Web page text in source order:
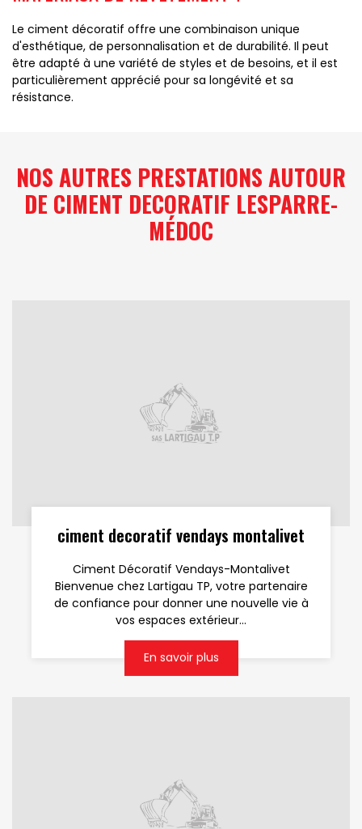
Le ciment décoratif offre une combinaison unique
d'esthétique, de personnalisation et de durabilité. Il peut
être adapté à une variété de styles et de besoins, et il est
particulièrement apprécié pour sa longévité et sa
résistance.
NOS AUTRES PRESTATIONS AUTOUR
DE CIMENT DECORATIF LESPARRE-
MÉDOC
ciment decoratif vendays montalivet
Ciment Décoratif Vendays-Montalivet
Bienvenue chez Lartigau TP, votre partenaire
de confiance pour donner une nouvelle vie à
vos espaces extérieur...
En savoir plus